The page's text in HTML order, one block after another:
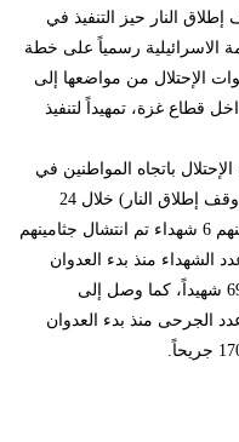
2025 دخل وقف إطلاق النار حيز التنفيذ في
الاسرائيلية رسمياً على خطة
الإحتلال من مواضعها إلى
قطاع غزة، تمهيداً لتنفيذ
باتجاه المواطنين في
محافظات قطاع غزة (بالرغم من وقف إطلاق النار) خلال 24
ساعة عن استشهاد 7 مواطنين (بينهم 6 شهداء تم انتشال جثامينهم
الشهداء منذ بدء العدوان
على قطاع غزة إلى أكثر من 69176 شهيداً، كما وصل إلى
عدد الجرحى منذ بدء العدوان